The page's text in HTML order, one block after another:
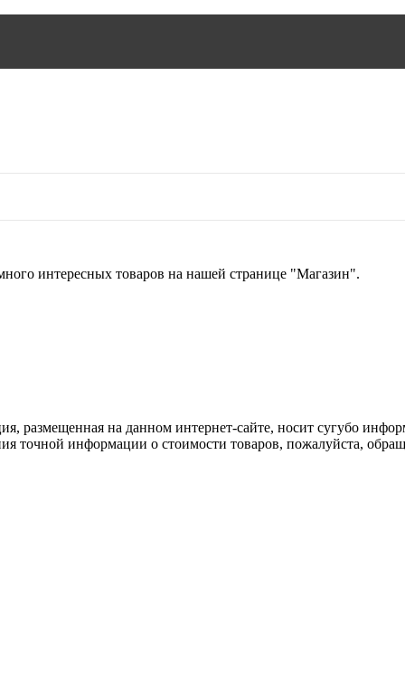
интересных товаров на нашей странице "Магазин".
размещенная на данном интернет-сайте, носит сугубо
точной информации о стоимости товаров, пожалуйста,